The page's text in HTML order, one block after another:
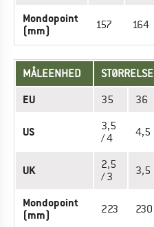
Mondopoint
(mm)
157 164
MÅLEENHED STØRRELSE
EU 35 36
US
3,5
/ 4
4,5
UK
2,5
/ 3
3,5
Mondopoint
(mm)
223 230